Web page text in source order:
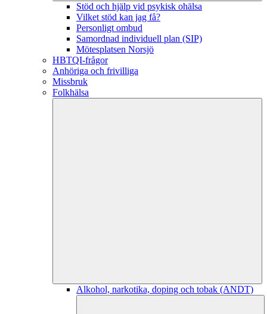
Stöd och hjälp vid psykisk ohälsa
Vilket stöd kan jag få?
Personligt ombud
Samordnad individuell plan (SIP)
Mötesplatsen Norsjö
HBTQI-frågor
Anhöriga och frivilliga
Missbruk
Folkhälsa
Alkohol, narkotika, doping och tobak (ANDT)